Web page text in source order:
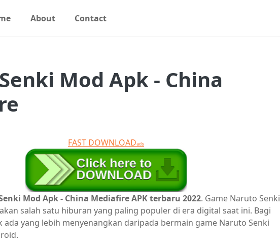
About Contact
Mod Apk - China
FAST DOWNLOADads
Mod Apk - China Mediafire APK terbaru 2022. Game Naruto Senki
salah satu hiburan yang paling populer di era digital saat ini. Bagi
ada yang lebih menyenangkan daripada bermain game Naruto Senki